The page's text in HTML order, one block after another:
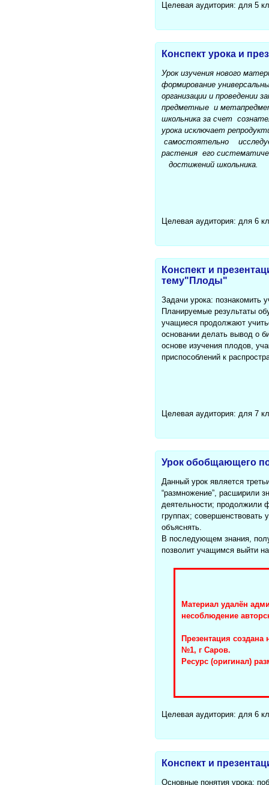
Целевая аудитория: для 5
Конспект урока и
Урок изучения нового
формирование
организации и
предметные и
школьника за счет
урока исключает
самостоятельно
растения его
достижений школьника.
Целевая аудитория: для 6
Конспект и
тему"Плоды"
Задачи урока: познакомить
Планируемые результаты
учащиеся продолжают
основании делать вывод о
основе изучения плодов,
приспособлений к
Целевая аудитория: для 7
Урок обобщающего
Данный урок является
“размножение”, расширили
деятельности; продолжили
группах; совершенствовать
объяснять.
В последующем знания,
позволит учащимся выйти
Материал удалён
несоблюдение
Презентация
№1, г Саров.
Ресурс (оригинал)
Целевая аудитория: для 6
Конспект и
Основные понятия урока: